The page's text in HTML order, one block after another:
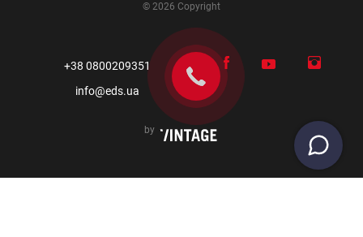
© 2026 Copyright
+38 0800209351
info@eds.ua
by